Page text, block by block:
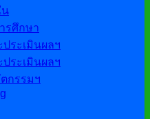
น
รศึกษา
ระเมินผลฯ
ระเมินผลฯ
กรรมฯ